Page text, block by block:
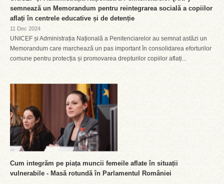
semnează un Memorandum pentru reintegrarea socială a copiilor
aflați în centrele educative și de detenție
11 Dec 2024
UNICEF și Administrația Națională a Penitenciarelor au semnat astăzi un
Memorandum care marchează un pas important în consolidarea eforturilor
comune pentru protecția și promovarea drepturilor copiilor aflați...
Cum integrăm pe piața muncii femeile aflate în situații
vulnerabile - Masă rotundă în Parlamentul României